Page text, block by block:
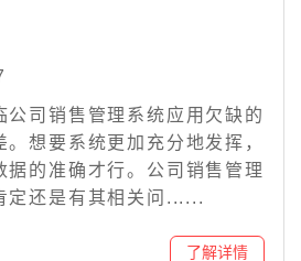
公司销售管理系统应用欠缺的
想要系统更加充分地发挥，
据的准确才行。公司销售管理
定还是有其相关问......